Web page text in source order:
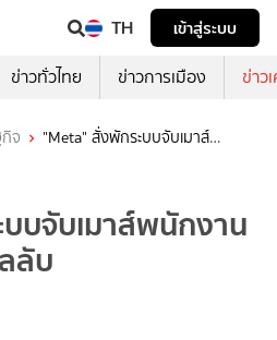
TH
เข้าสู่ระบบ
ข่าวทั่วไทย ข่าวการเมือง ข่าว
จ
"Meta" สั่งพักระบบจับเมาส์
บจับเมาส์พนักงาน
ลับ